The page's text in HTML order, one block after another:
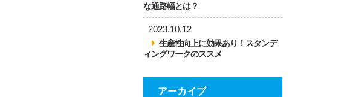
な通路幅とは？
2023.10.12
生産性向上に効果あり！スタンデ
ィングワークのススメ
アーカイブ